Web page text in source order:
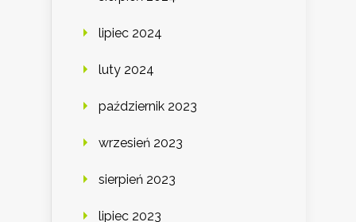
lipiec 2024
luty 2024
październik 2023
wrzesień 2023
sierpień 2023
lipiec 2023